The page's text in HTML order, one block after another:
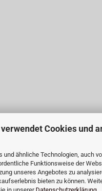
Cookies und
und ähnliche Technologien, auch
Funktionsweise der
unseres Angebotes zu
bieten zu können.